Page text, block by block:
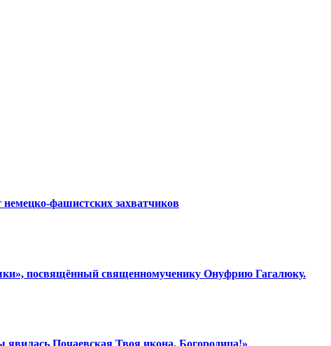
фашистских захватчиков
посвящённый священномученику Онуфрию Гагалюку.